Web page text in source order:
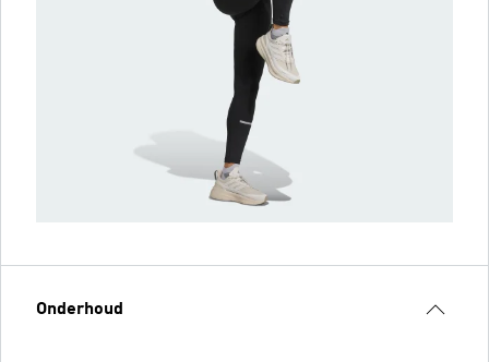
Onderhoud